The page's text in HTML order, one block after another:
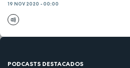
19 NOV 2020 - 00:00
PODCASTS DESTACADOS